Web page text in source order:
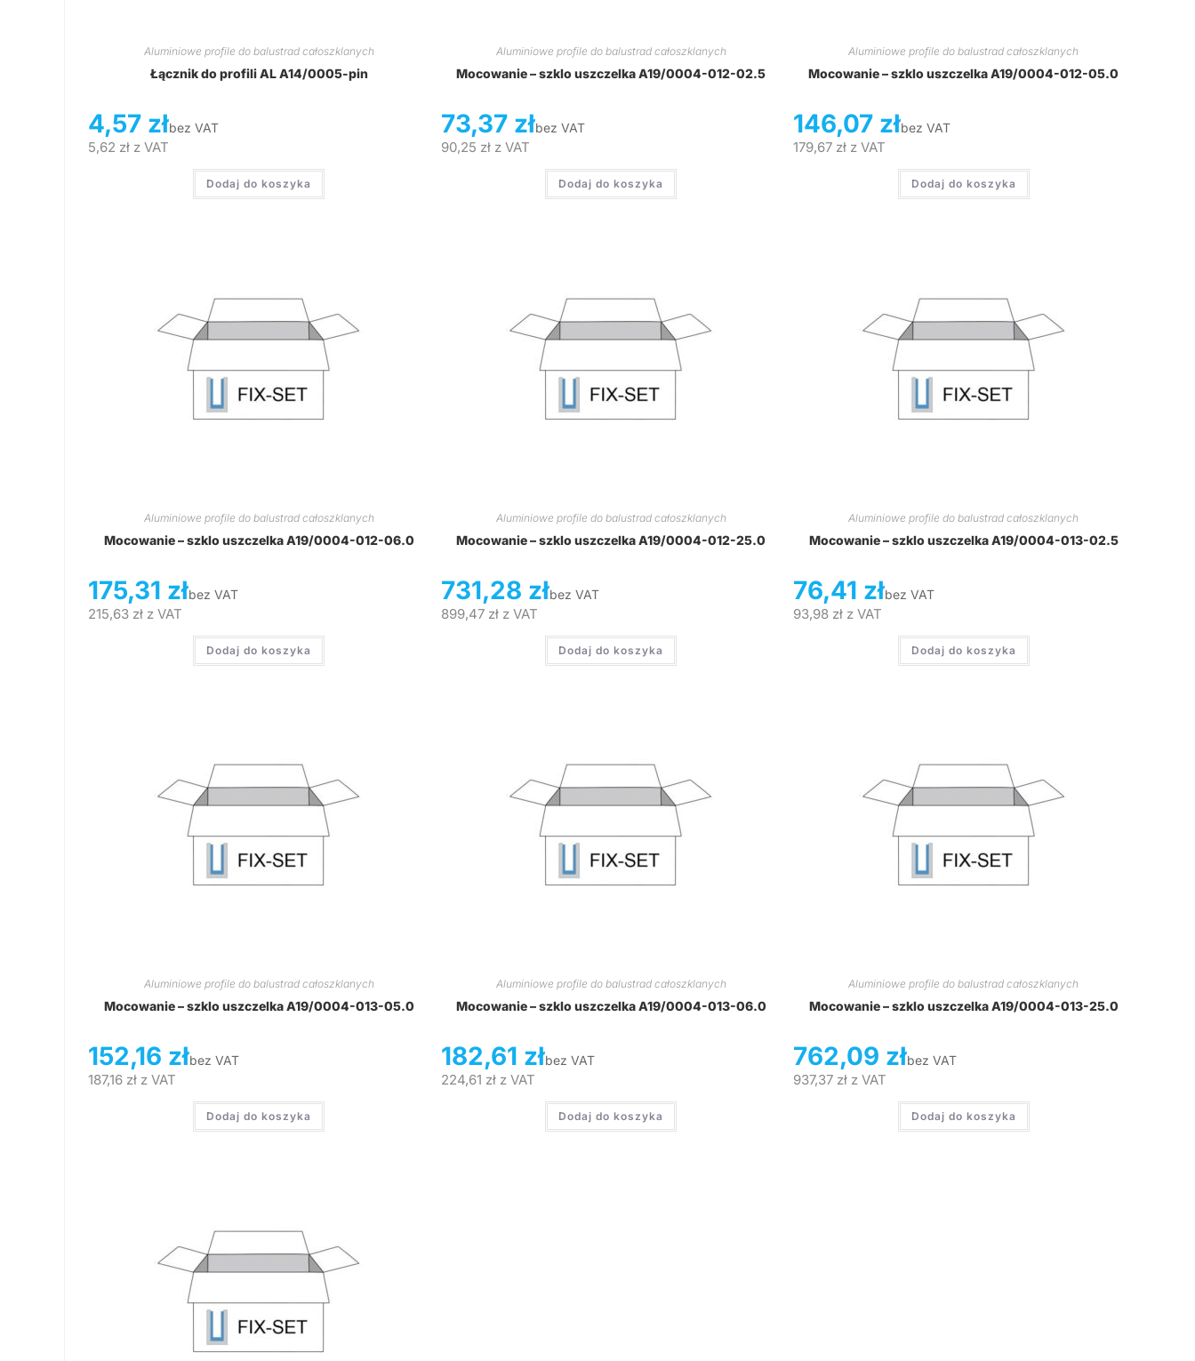
Aluminiowe profile do balustrad całoszklanych
Łącznik do profili AL A14/0005-pin
4,57 złbez VAT
5,62 zł z VAT
Dodaj do koszyka
Aluminiowe profile do balustrad całoszklanych
Mocowanie – szklo uszczelka A19/0004-012-02.5
73,37 złbez VAT
90,25 złz VAT
Dodaj do koszyka
Aluminiowe profile do balustrad całoszklanych
Mocowanie – szklo uszczelka A19/0004-012-05.0
146,07 złbez VAT
179,67 złz VAT
Dodaj do koszyka
Aluminiowe profile do balustrad całoszklanych
Mocowanie – szklo uszczelka A19/0004-012-06.0
175,31 złbez VAT
215,63 zł z VAT
Dodaj do koszyka
Aluminiowe profile do balustrad całoszklanych
Mocowanie – szklo uszczelka A19/0004-012-25.0
731,28 złbez VAT
899,47 złz VAT
Dodaj do koszyka
Aluminiowe profile do balustrad całoszklanych
Mocowanie – szklo uszczelka A19/0004-013-02.5
76,41 złbez VAT
93,98 złz VAT
Dodaj do koszyka
Aluminiowe profile do balustrad całoszklanych
Mocowanie – szklo uszczelka A19/0004-013-05.0
152,16 złbez VAT
187,16 zł z VAT
Dodaj do koszyka
Aluminiowe profile do balustrad całoszklanych
Mocowanie – szklo uszczelka A19/0004-013-06.0
182,61 złbez VAT
224,61 złz VAT
Dodaj do koszyka
Aluminiowe profile do balustrad całoszklanych
Mocowanie – szklo uszczelka A19/0004-013-25.0
762,09 złbez VAT
937,37 złz VAT
Dodaj do koszyka